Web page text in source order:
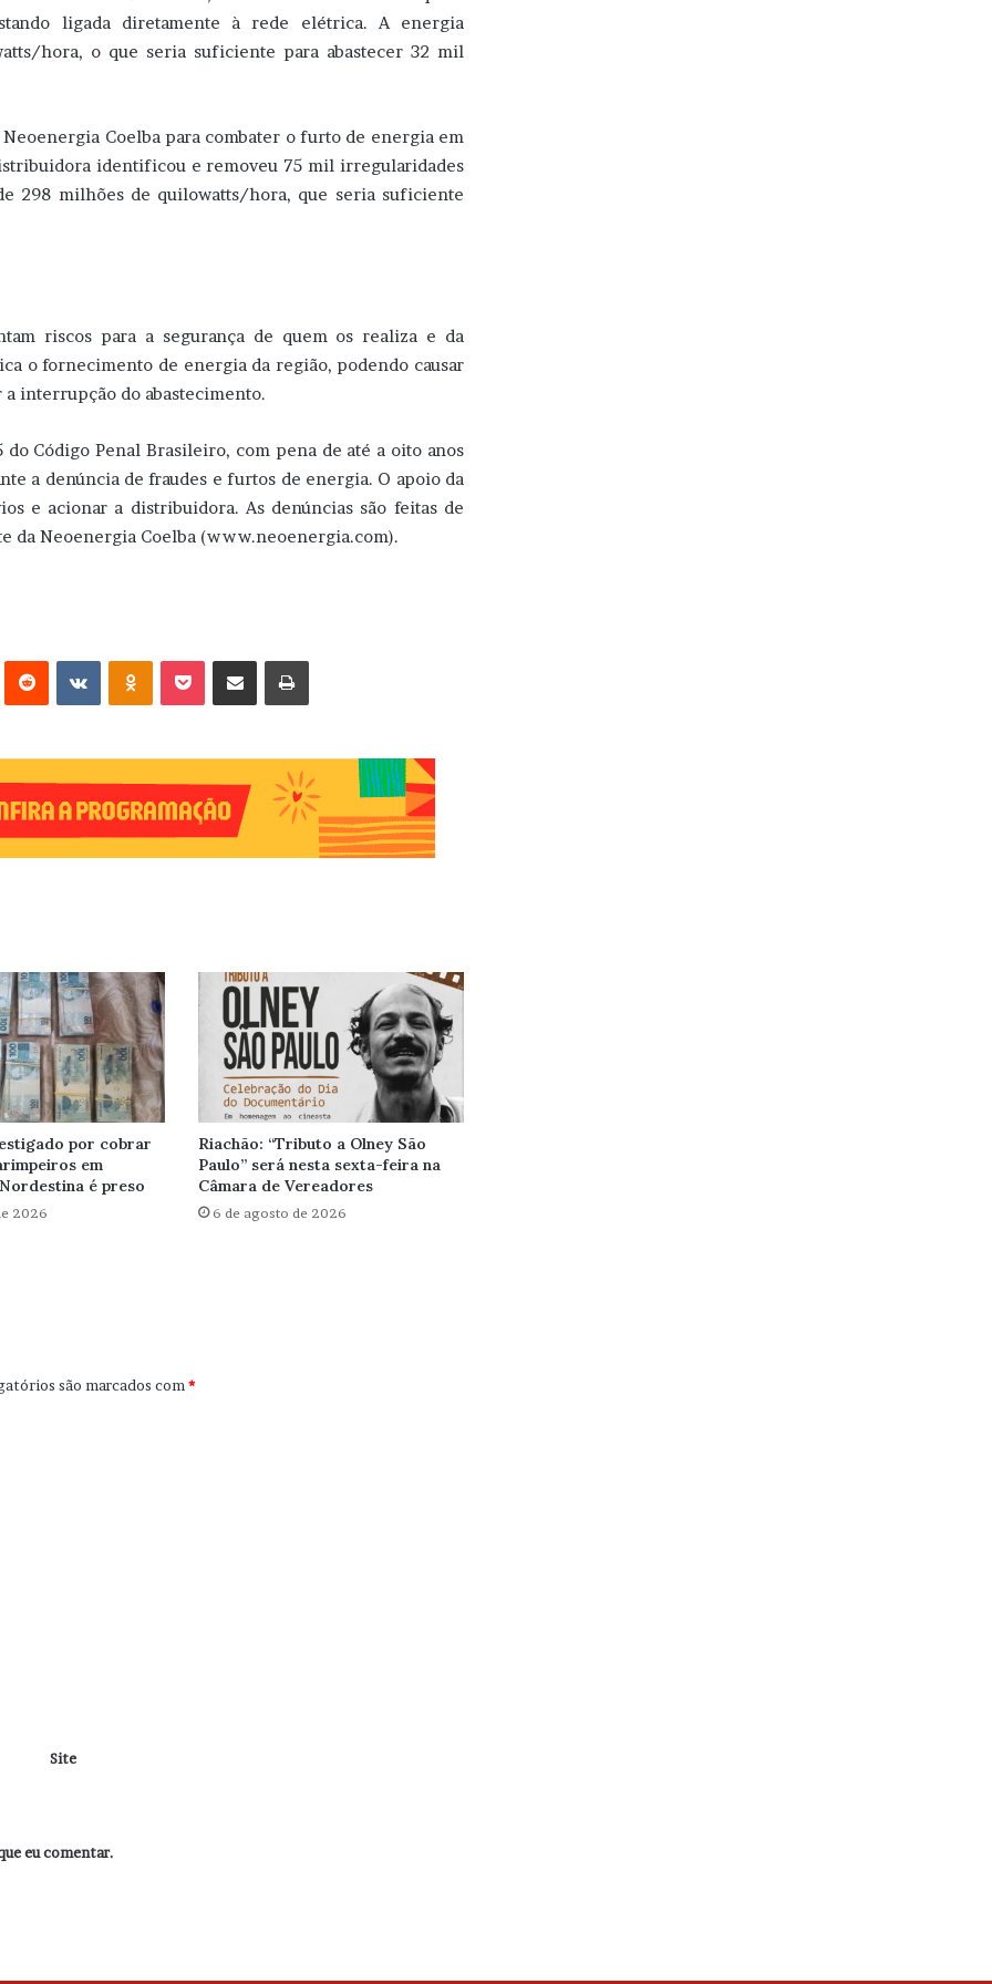
ligada diretamente à rede elétrica. A energia
hora, o que seria suficiente para abastecer 32 mil
Coelba para combater o furto de energia em
identificou e removeu 75 mil irregularidades
298 milhões de quilowatts/hora, que seria suficiente
riscos para a segurança de quem os realiza e da
o fornecimento de energia da região, podendo causar
interrupção do abastecimento.
Código Penal Brasileiro, com pena de até a oito anos
a denúncia de fraudes e furtos de energia. O apoio da
e acionar a distribuidora. As denúncias são feitas de
da Neoenergia Coelba (www.neoenergia.com).
VK OK
por cobrar
em
é preso
2026
Riachão: “Tributo a Olney São
Paulo” será nesta sexta-feira na
Câmara de Vereadores
6 de agosto de 2026
são marcados com *
Site
eu comentar.